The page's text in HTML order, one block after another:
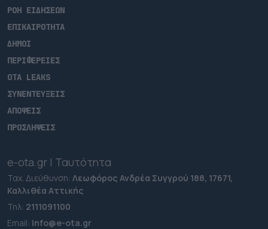
ΡΟΗ ΕΙΔΗΣΕΩΝ
ΕΠΙΚΑΙΡΟΤΗΤΑ
ΔΗΜΟΙ
ΠΕΡΙΦΕΡΕΙΕΣ
OTA LEAKS
ΣΥΝΕΝΤΕΥΞΕΙΣ
ΑΠΟΨΕΙΣ
ΠΡΟΣΛΗΨΕΙΣ
e-ota.gr | Ταυτότητα
Ταχ. Διεύθυνση: Λεωφόρος Ανδρέα Συγγρού 188, 17671,
Καλλιθέα Αττικής
Τηλ: 2111091100
Εmail: info@e-ota.gr